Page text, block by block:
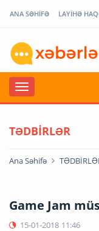
ANA SƏHİFƏ LAYİHƏ
TƏDBİRLƏR
Ana Səhifə
Game Jam
15-01-2018 11:46